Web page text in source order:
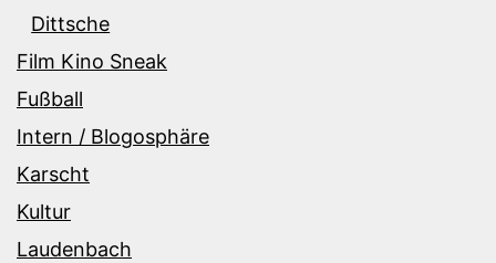
Dittsche
Film Kino Sneak
Fußball
Intern / Blogosphäre
Karscht
Kultur
Laudenbach